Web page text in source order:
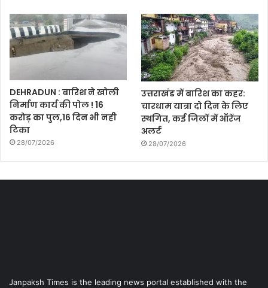
DEHRADUN : बारिश ने खोली
निर्माण कार्य की पोल ! 16
करोड़ का पुल,16 दिन भी नही
टिका
28/07/2026
उत्तराखंड में बारिश का कहर:
चारधाम यात्रा दो दिन के लिए
स्थगित, कई जिलों में ऑरेंज
अलर्ट
28/07/2026
Janpaksh Times is the leading news portal established with the